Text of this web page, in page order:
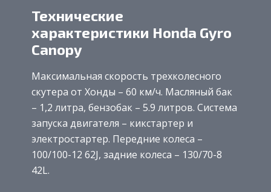
Технические
характеристики Honda Gyro
Canopy
Максимальная скорость трехколесного
скутера от Хонды – 60 км/ч. Масляный бак
– 1,2 литра, бензобак – 5.9 литров. Система
запуска двигателя – кикстартер и
электростартер. Передние колеса –
100/100-12 62J, задние колеса – 130/70-8
42L.